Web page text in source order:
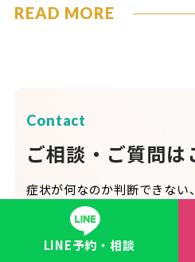
READ MORE
Contact
ご相談・ご質問は
症状が何なのか判断できない
かわからないなど、
診療前
安がございましたら、
どう
LINE予約・相談